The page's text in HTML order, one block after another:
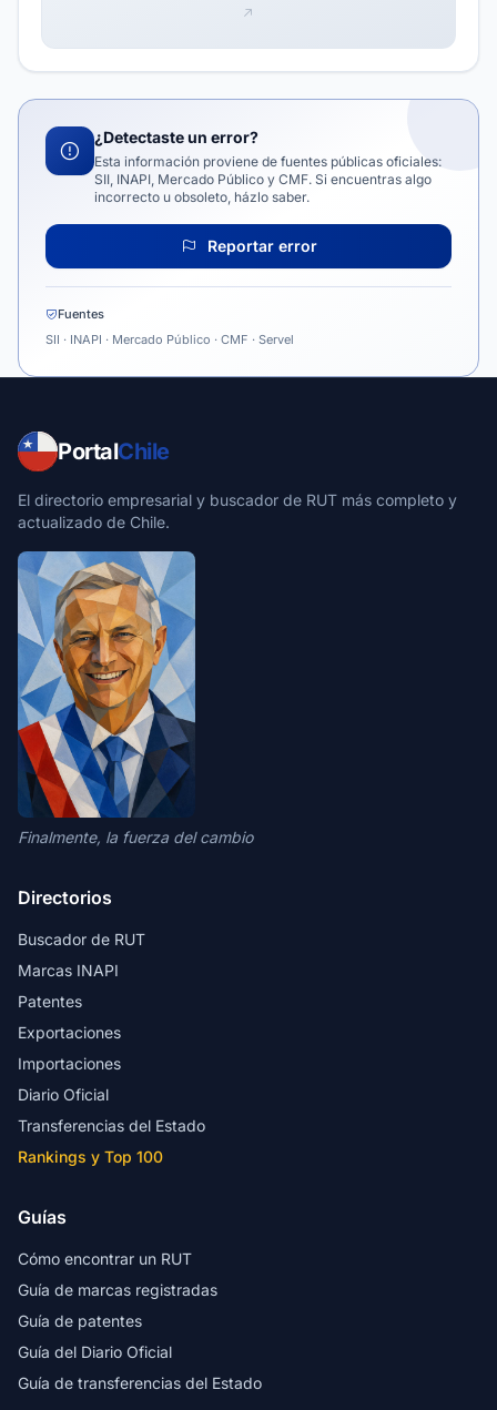
¿Detectaste un error?
Esta información proviene de fuentes públicas oficiales:
SII, INAPI, Mercado Público y CMF. Si encuentras algo
incorrecto u obsoleto, házlo saber.
Reportar error
Fuentes
SII · INAPI · Mercado Público · CMF · Servel
PortalChile
El directorio empresarial y buscador de RUT más completo y
actualizado de Chile.
Finalmente, la fuerza del cambio
Directorios
Buscador de RUT
Marcas INAPI
Patentes
Exportaciones
Importaciones
Diario Oficial
Transferencias del Estado
Rankings y Top 100
Guías
Cómo encontrar un RUT
Guía de marcas registradas
Guía de patentes
Guía del Diario Oficial
Guía de transferencias del Estado